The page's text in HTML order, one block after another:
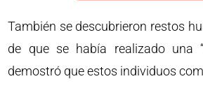
También se descubrieron restos
de que se había realizado una
demostró que estos individuos